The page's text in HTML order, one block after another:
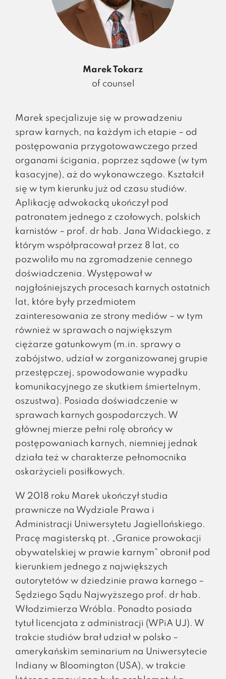
Marek Tokarz
of counsel
Marek specjalizuje się w prowadzeniu
spraw karnych, na każdym ich etapie – od
postępowania przygotowawczego przed
organami ścigania, poprzez sądowe (w tym
kasacyjne), aż do wykonawczego. Kształcił
się w tym kierunku już od czasu studiów.
Aplikację adwokacką ukończył pod
patronatem jednego z czołowych, polskich
karnistów – prof. dr hab. Jana Widackiego, z
którym współpracował przez 8 lat, co
pozwoliło mu na zgromadzenie cennego
doświadczenia. Występował w
najgłośniejszych procesach karnych ostatnich
lat, które były przedmiotem
zainteresowania ze strony mediów – w tym
również w sprawach o największym
ciężarze gatunkowym (m.in. sprawy o
zabójstwo, udział w zorganizowanej grupie
przestępczej, spowodowanie wypadku
komunikacyjnego ze skutkiem śmiertelnym,
oszustwa). Posiada doświadczenie w
sprawach karnych gospodarczych. W
głównej mierze pełni rolę obrońcy w
postępowaniach karnych, niemniej jednak
działa też w charakterze pełnomocnika
oskarżycieli posiłkowych.
W 2018 roku Marek ukończył studia
prawnicze na Wydziale Prawa i
Administracji Uniwersytetu Jagiellońskiego.
Pracę magisterską pt. „Granice prowokacji
obywatelskiej w prawie karnym” obronił pod
kierunkiem jednego z największych
autorytetów w dziedzinie prawa karnego –
Sędziego Sądu Najwyższego prof. dr hab.
Włodzimierza Wróbla. Ponadto posiada
tytuł licencjata z administracji (WPiA UJ). W
trakcie studiów brał udział w polsko –
amerykańskim seminarium na Uniwersytecie
Indiany w Bloomington (USA), w trakcie